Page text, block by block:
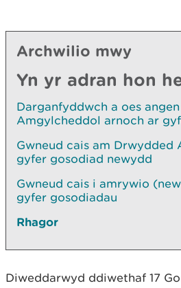
Archwilio mwy
Yn yr adran hon
Darganfyddwch a oes
Amgylcheddol arnoch ar
Gwneud cais am Drwydded
gyfer gosodiad newydd
Gwneud cais i amrywio
gyfer gosodiadau
Rhagor
Diweddarwyd ddiwethaf 17